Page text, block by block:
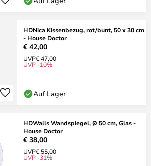
HDNica Kissenbezug, rot/bunt, 50 x 30 cm
- House Doctor
€ 42,00
UVP€ 47,00
UVP -10%
Auf Lager
HDWalls Wandspiegel, Ø 50 cm, Glas -
House Doctor
€ 38,00
UVP€ 55,00
UVP -31%